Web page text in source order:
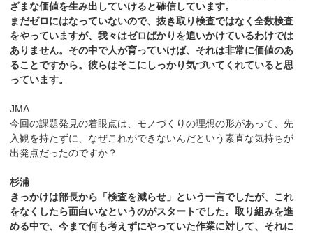
ざまな価値を生み出していけると確信しています。
まだゼロにはなっていないので、抜き取り検査ではなく全数検査
をやっていますが、我々はゼロばかりを追いかけているわけでは
ありません。その中で人が育っていけば、それは非常に価値のあ
ることですから。彼らはそこにしっかり気づいてくれていると思
っています。
JMA
今回の課題発見の着眼点は、モノづくりの理想の形があって、先
入観を持たずに、なぜこれができないんだという素直な気持ちが
出発点だったのですか？
杉浦
きっかけは部長から「検査を減らせ」という一言でしたが、これ
をなくしたら面白いなというのがスタートでした。取り組みを進
める中で、今まで何も考えずにやっていた作業に対して、それに